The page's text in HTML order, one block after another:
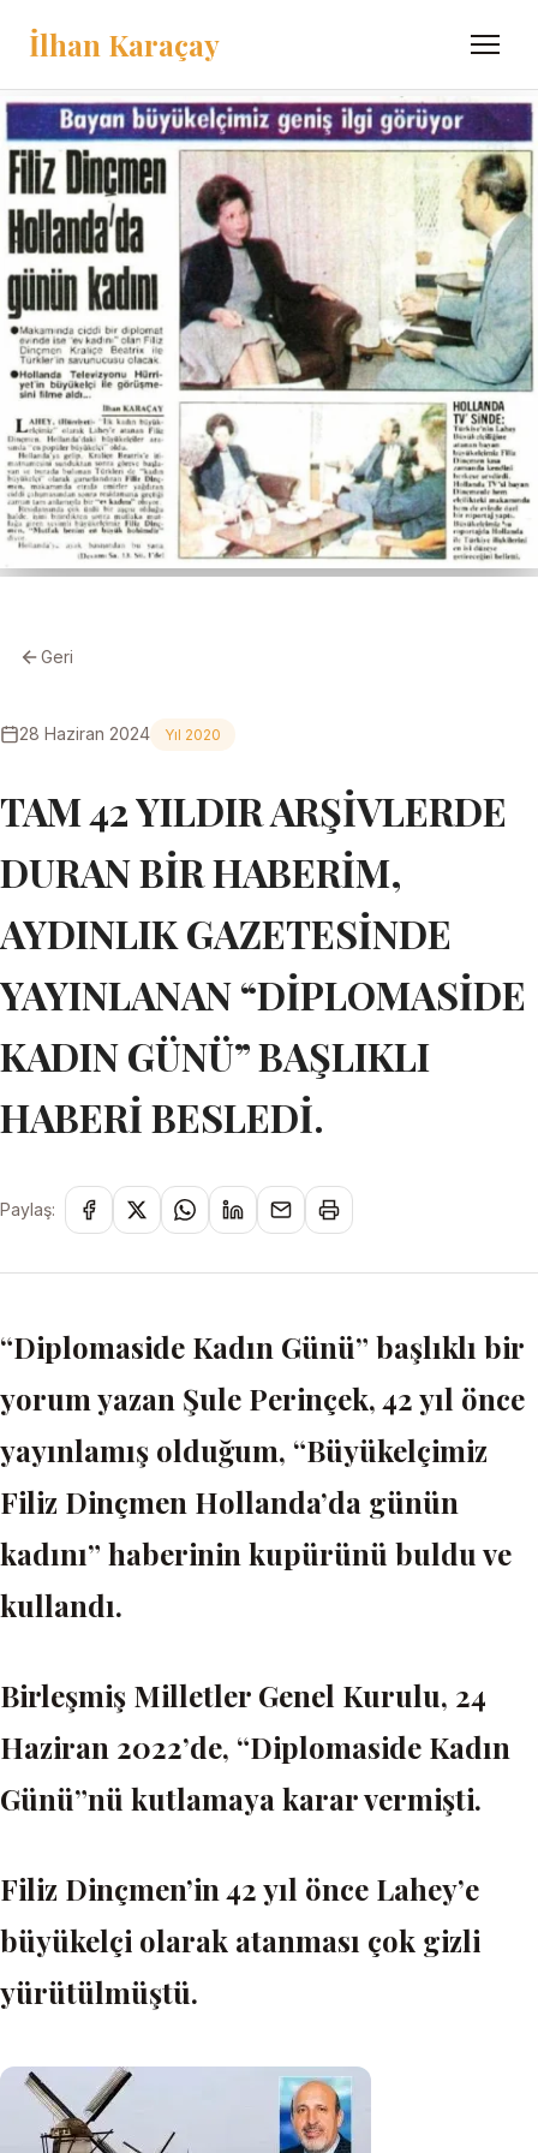
İlhan Karaçay Menü
Geri
28 Haziran 2024 Yıl 2020
TAM 42 YILDIR ARŞİVLERDE
DURAN BİR HABERİM,
AYDINLIK GAZETESİNDE
YAYINLANAN “DİPLOMASİDE
KADIN GÜNÜ” BAŞLIKLI
HABERİ BESLEDİ.
Paylaş:
“Diplomaside Kadın Günü” başlıklı bir
yorum yazan Şule Perinçek, 42 yıl önce
yayınlamış olduğum, “Büyükelçimiz
Filiz Dinçmen Hollanda’da günün
kadını” haberinin kupürünü buldu ve
kullandı.
Birleşmiş Milletler Genel Kurulu, 24
Haziran 2022’de, “Diplomaside Kadın
Günü”nü kutlamaya karar vermişti.
Filiz Dinçmen’in 42 yıl önce Lahey’e
büyükelçi olarak atanması çok gizli
yürütülmüştü.